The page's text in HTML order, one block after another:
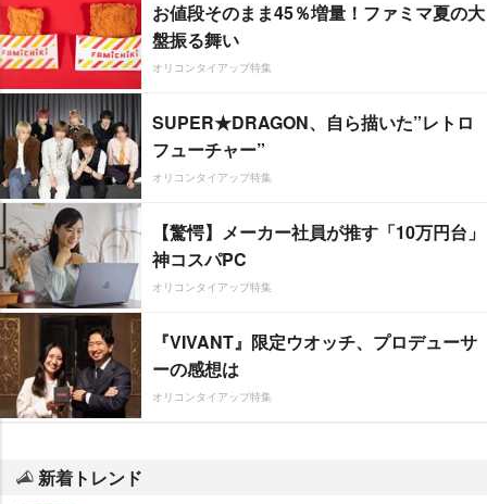
お値段そのまま45％増量！ファミマ夏の大
盤振る舞い
オリコンタイアップ特集
SUPER★DRAGON、自ら描いた”レトロ
フューチャー”
オリコンタイアップ特集
【驚愕】メーカー社員が推す「10万円台」
神コスパPC
オリコンタイアップ特集
『VIVANT』限定ウオッチ、プロデューサ
ーの感想は
オリコンタイアップ特集
新着トレンド